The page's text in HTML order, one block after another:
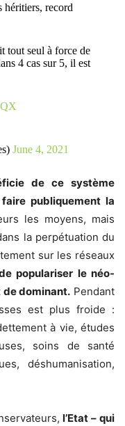
héritiers, record
tout seul à force de
4 cas sur 5, il est
June 4, 2021
de ce système
publiquement la
les moyens, mais
la perpétuation du
sur les réseaux
populariser le néo-
dominant. Pendant
est plus froide :
à vie, études
soins de santé
déshumanisation,
l’Etat – qui